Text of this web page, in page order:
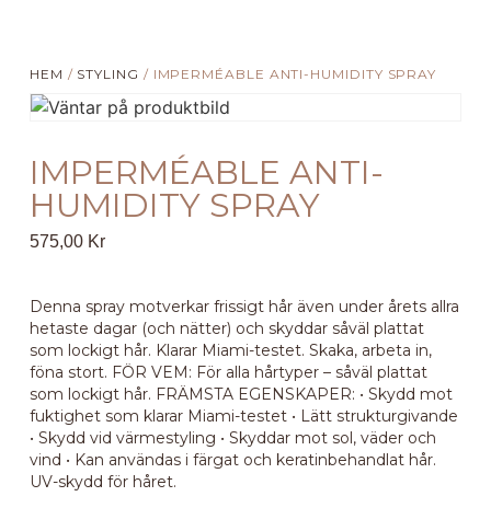
HEM / STYLING / IMPERMÉABLE ANTI-HUMIDITY SPRAY
IMPERMÉABLE ANTI-
HUMIDITY SPRAY
575,00 Kr
Denna spray motverkar frissigt hår även under årets allra
hetaste dagar (och nätter) och skyddar såväl plattat
som lockigt hår. Klarar Miami-testet. Skaka, arbeta in,
föna stort. FÖR VEM: För alla hårtyper – såväl plattat
som lockigt hår. FRÄMSTA EGENSKAPER: • Skydd mot
fuktighet som klarar Miami-testet • Lätt strukturgivande
• Skydd vid värmestyling • Skyddar mot sol, väder och
vind • Kan användas i färgat och keratinbehandlat hår.
UV-skydd för håret.